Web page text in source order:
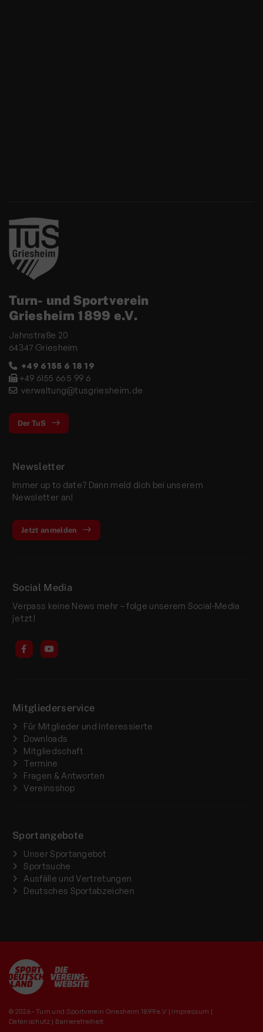
Turn- und Sportverein
Griesheim 1899 e.V.
Jahnstraße 20
64347 Griesheim
+49 6155 6 18 19
+49 6155 66 5 99 6
verwaltung@tusgriesheim.de
Der TuS
Newsletter
Immer up to date? Dann meld dich bei unserem
Newsletter an!
Jetzt anmelden
Social Media
Verpass keine News mehr – folge unserem Social-Media
jetzt!
Mitgliederservice
Für Mitglieder und Interessierte
Downloads
Mitgliedschaft
Termine
Fragen & Antworten
Vereinsshop
Sportangebote
Unser Sportangebot
Sportsuche
Ausfälle und Vertretungen
Deutsches Sportabzeichen
© 2026 - Turn und Sportverein Griesheim 1899 e.V | Impressum |
Datenschutz | Barrierefreiheit